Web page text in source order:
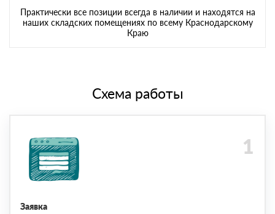
Практически все позиции всегда в наличии и находятся на
наших складских помещениях по всему Краснодарскому
Краю
Схема работы
Заявка